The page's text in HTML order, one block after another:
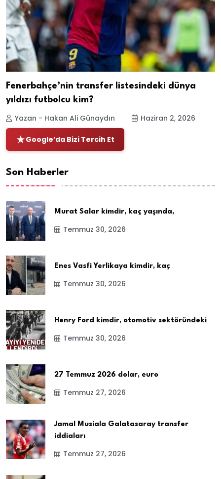
Fenerbahçe’nin transfer listesindeki dünya
yıldızı futbolcu kim?
Yazan - Hakan Ali Günaydın Haziran 2, 2026
Google’da Bizi Tercih Et
Son Haberler
Murat Salar kimdir, kaç yaşında,
Temmuz 30, 2026
Enes Vasfi Yerlikaya kimdir, kaç
Temmuz 30, 2026
Henry Ford kimdir, otomotiv sektöründeki
Temmuz 30, 2026
27 Temmuz 2026 dolar, euro
Temmuz 27, 2026
Jamal Musiala Galatasaray transfer
iddiaları
Temmuz 27, 2026